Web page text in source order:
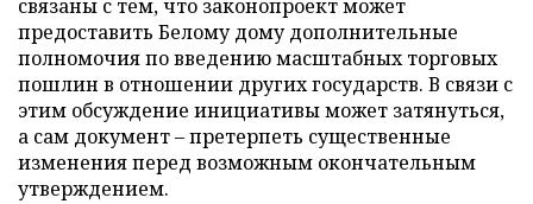
связаны с тем, что законопроект может
предоставить Белому дому дополнительные
полномочия по введению масштабных торговых
пошлин в отношении других государств. В связи с
этим обсуждение инициативы может затянуться,
а сам документ – претерпеть существенные
изменения перед возможным окончательным
утверждением.